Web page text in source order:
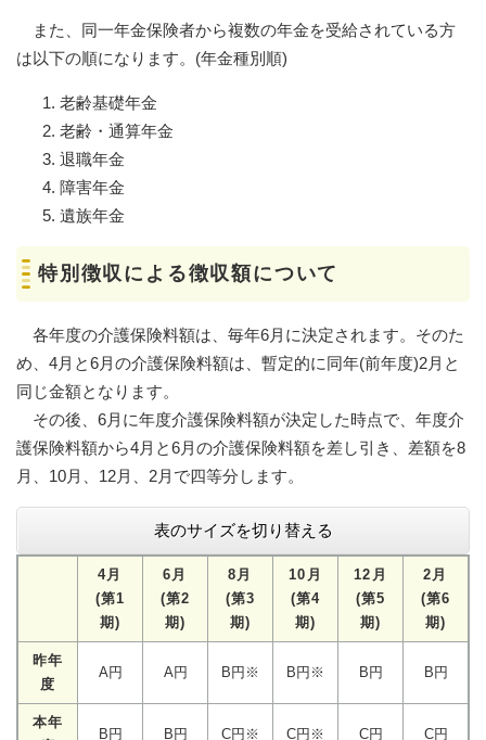
また、同一年金保険者から複数の年金を受給されている方
は以下の順になります。(年金種別順)
老齢基礎年金
老齢・通算年金
退職年金
障害年金
遺族年金
特別徴収による徴収額について
各年度の介護保険料額は、毎年6月に決定されます。そのた
め、4月と6月の介護保険料額は、暫定的に同年(前年度)2月と
同じ金額となります。
その後、6月に年度介護保険料額が決定した時点で、年度介
護保険料額から4月と6月の介護保険料額を差し引き、差額を8
月、10月、12月、2月で四等分します。
表のサイズを切り替える
4月
(第1
期)
6月
(第2
期)
8月
(第3
期)
10月
(第4
期)
12月
(第5
期)
2月
(第6
期)
昨年
度
A円 A円 B円※ B円※ B円 B円
本年
B円 B円 C円※ C円※ C円 C円